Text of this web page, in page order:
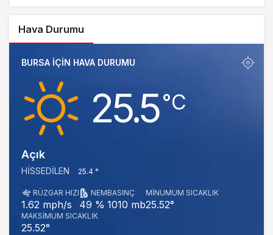
Hava Durumu
BURSA IÇIN HAVA DURUMU
25.5‎°C
Açık
HISSEDILEN 25.4 °
RÜZGAR HIZI
1.62 mph/s
NEM
49 %
BASINÇ
1010 mb
MINUMUM SICAKLIK
25.52°
MAKSIMUM SICAKLIK
25.52°